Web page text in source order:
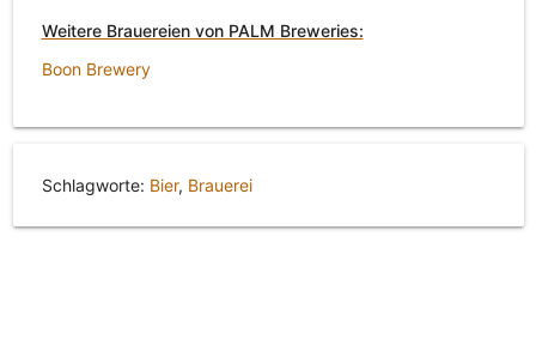
Weitere Brauereien von PALM Breweries:
Boon Brewery
Schlagworte: Bier, Brauerei